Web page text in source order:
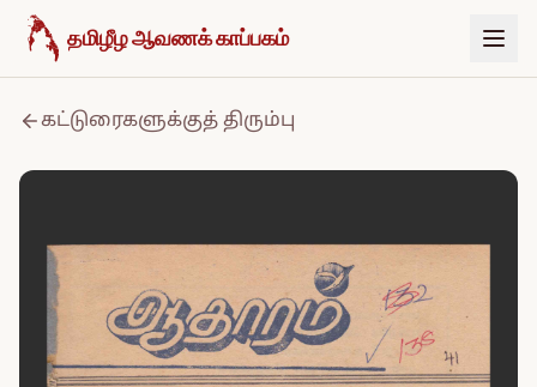
உள்ளடக்கத்திற்குச் செல்க
தமிழீழ ஆவணக் காப்பகம்
கட்டுரைகளுக்குத் திரும்பு